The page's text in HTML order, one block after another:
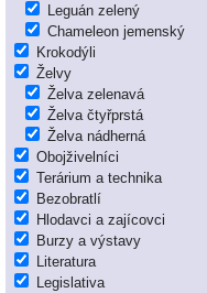
Leguán zelený
Chameleon jemenský
Krokodýli
Želvy
Želva zelenavá
Želva čtyřprstá
Želva nádherná
Obojživelníci
Terárium a technika
Bezobratlí
Hlodavci a zajícovci
Burzy a výstavy
Literatura
Legislativa